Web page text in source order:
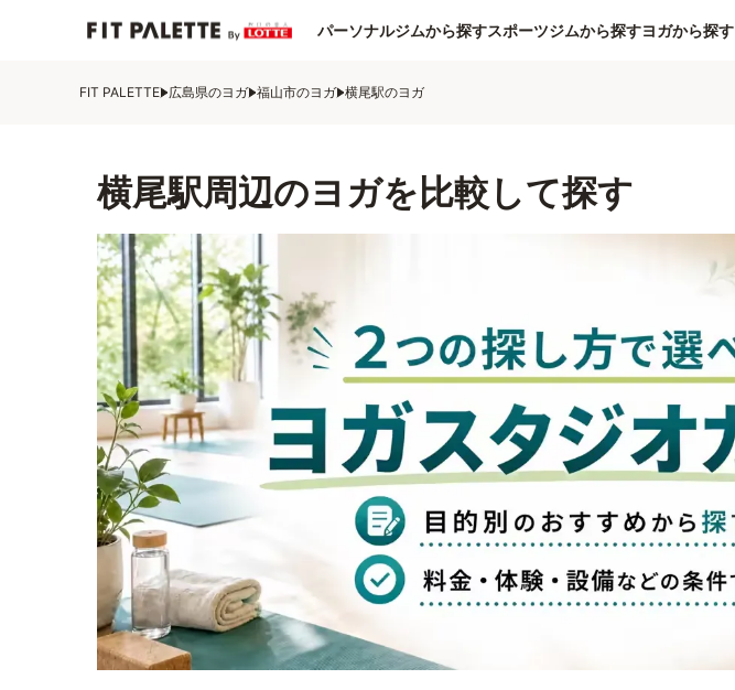
パーソナルジムから探すスポーツジムから探すヨガから探す
FIT PALETTE 広島県のヨガ 福山市のヨガ 横尾駅のヨガ
横尾駅周辺のヨガを比較して探す